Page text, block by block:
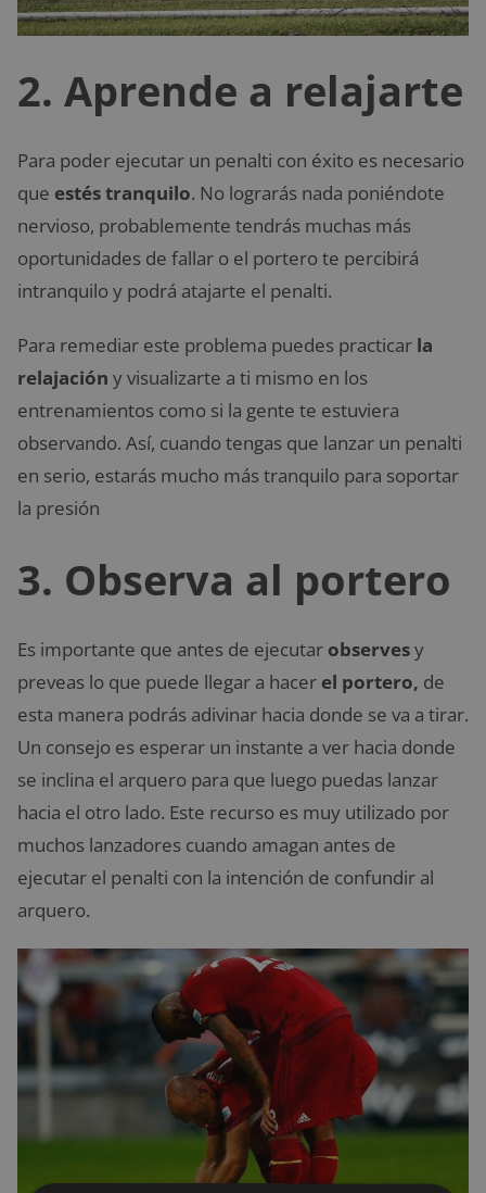
2. Aprende a relajarte
Para poder ejecutar un penalti con éxito es necesario
que estés tranquilo. No lograrás nada poniéndote
nervioso, probablemente tendrás muchas más
oportunidades de fallar o el portero te percibirá
intranquilo y podrá atajarte el penalti.
Para remediar este problema puedes practicar la
relajación y visualizarte a ti mismo en los
entrenamientos como si la gente te estuviera
observando. Así, cuando tengas que lanzar un penalti
en serio, estarás mucho más tranquilo para soportar
la presión
3. Observa al portero
Es importante que antes de ejecutar observesy
preveas lo que puede llegar a hacer el portero, de
esta manera podrás adivinar hacia donde se va a tirar.
Un consejo es esperar un instante a ver hacia donde
se inclina el arquero para que luego puedas lanzar
hacia el otro lado. Este recurso es muy utilizado por
muchos lanzadores cuando amagan antes de
ejecutar el penalti con la intención de confundir al
arquero.